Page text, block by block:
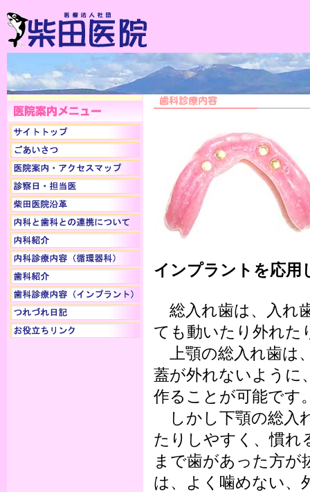
インプラントを応用
総入れ歯は、入れ
ても動いたり外れた
上顎の総入れ歯は
蓋が外れないように
作ることが可能です
しかし下顎の総入
たりしやすく、慣れ
まで歯があった方が
は、よく噛めない、